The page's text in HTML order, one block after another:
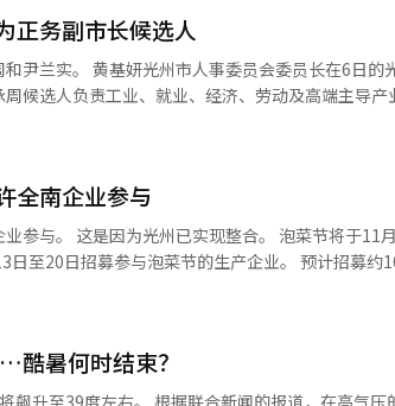
出现较强降雨。其中，江原道部分地区单小时降雨
山洪、滑坡等次生灾害。 此外，今年第13号台风“海豚”预
区。气象厅表示，台风过后东亚大气环流仍存在较
的可能。
座等。此外，针对管理矫正设施的矫正工作人员，
，并开展生活法律讲座，以支持顺利的矫正行政工作。 姜京
社会的重要过程”，并表示“YK的律师将积极参与
拥
裸地揭开了长期积累的校园“仇恨文化”。 近年来，“鳐鱼（홍
等带有地域歧视、政治攻击、性别偏见乃至种族
不少学生当作网络流行语、同学之间的玩笑甚至日常
食品，但自2000年代后期开始，在韩国极右翼网
全罗道居民的侮辱性称呼，借用发酵鳐鱼气味浓
辱性表达。 值得警惕的是，当这些原本具有强烈攻击
而娱乐属性却不断增强。 不少韩国学生坦言，他们使用这些
其背后的歧视含义，只是因为“网上都这么说”“玩梗
和社会认知形成的关键
梗”“搞笑”“跟风”的形式不断重复时，个体对其中
的地方。多位韩国教师表示，
正务副市长候选人
州政府大楼新闻发布会
候选人负责工业、就业、经济、劳动及高端主导产
62岁）副市长内定者来自长城。 他毕业于
在闵市长的过渡委员会中，她担任市民主权委员会
经过人事听证程序后，预计将在本月内任命两名
名国家行政副市长。 行政副市长不在听证范围内。
全南企业参与
至12月13日在光州
质的泡菜，并提升地方泡菜产业的竞争力。 申请企业需满足以下条
同采购原材料。 被选中的企业将参加在世界泡菜研究所
的应用、腌制状态、味道和完成度等。※ 本报道
暑何时结束？
，在高气压的影响下，伴随着晴朗的